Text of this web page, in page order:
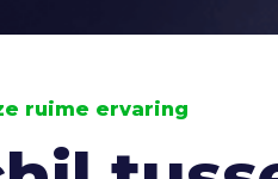
ruime ervaring